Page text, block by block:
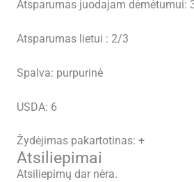
Atsparumas juodajam dėmėtumui:
Atsparumas lietui : 2/3
Spalva: purpurinė
USDA: 6
Žydėjimas pakartotinas: +
Atsiliepimai
Atsiliepimų dar nėra.